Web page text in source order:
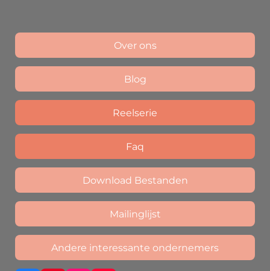
Over ons
Blog
Reelserie
Faq
Download Bestanden
Mailinglijst
Andere interessante ondernemers